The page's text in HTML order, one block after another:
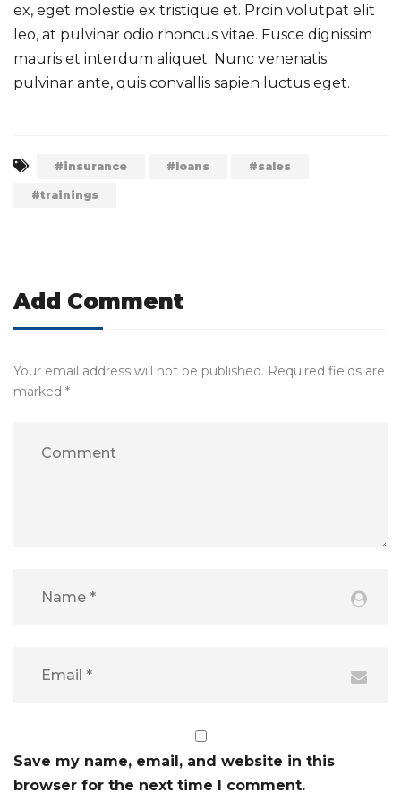
ex, eget molestie ex tristique et. Proin volutpat elit
leo, at pulvinar odio rhoncus vitae. Fusce dignissim
mauris et interdum aliquet. Nunc venenatis
pulvinar ante, quis convallis sapien luctus eget.
insurance loans sales
trainings
Add Comment
Your email address will not be published. Required fields are
marked *
Save my name, email, and website in this
browser for the next time I comment.